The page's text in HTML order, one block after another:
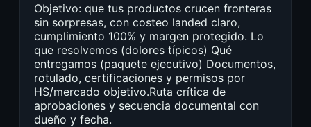
Objetivo: que tus productos crucen fronteras
sin sorpresas, con costeo landed claro,
cumplimiento 100% y margen protegido. Lo
que resolvemos (dolores típicos) Qué
entregamos (paquete ejecutivo) Documentos,
rotulado, certificaciones y permisos por
HS/mercado objetivo.Ruta crítica de
aprobaciones y secuencia documental con
dueño y fecha.